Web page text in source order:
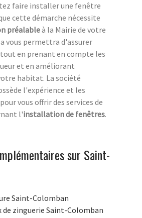
faire installer une fenêtre
cette démarche nécessite
préalableà la Mairie de votre
vous permettra d'assurer
en prenant en compte les
et en améliorant
habitat. La société
l'expérience et les
vous offrir des services de
l'installation de fenêtres.
sur Saint-
Saint-Colomban
de zinguerie Saint-Colomban